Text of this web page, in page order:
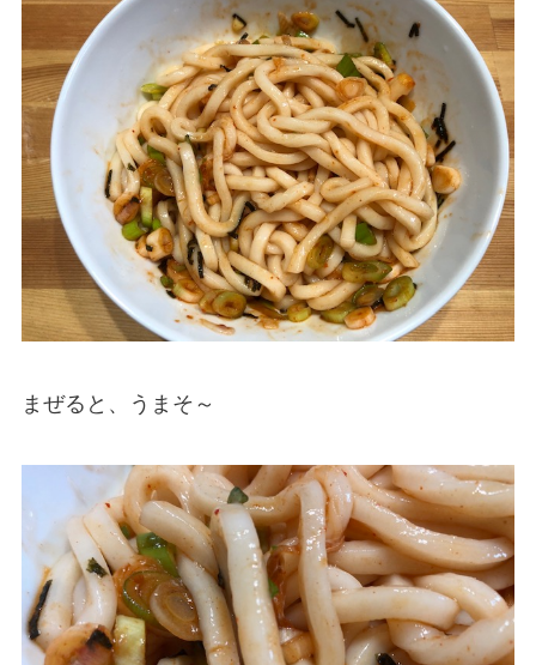
まぜると、うまそ～